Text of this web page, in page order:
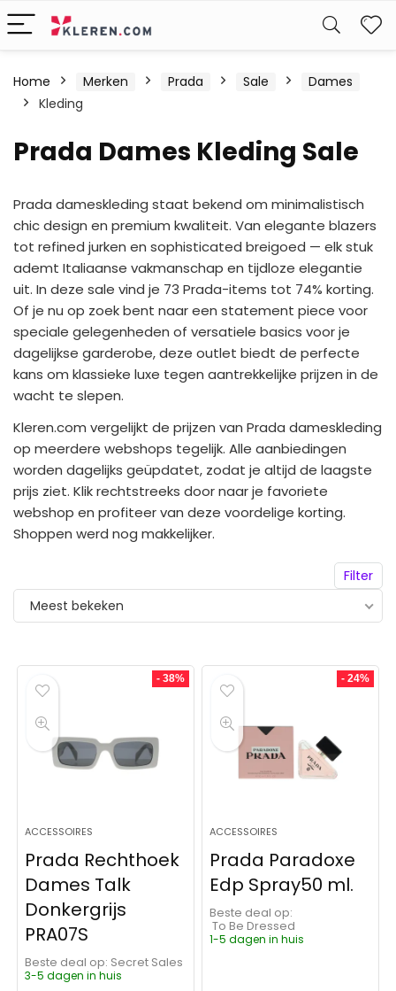
Home Merken Prada Sale
Dames
Kleding
Prada Dames Kleding Sale
Prada dameskleding staat bekend om minimalistisch
chic design en premium kwaliteit. Van elegante blazers
tot refined jurken en sophisticated breigoed — elk stuk
ademt Italiaanse vakmanschap en tijdloze elegantie
uit. In deze sale vind je 73 Prada-items tot 74% korting.
Of je nu op zoek bent naar een statement piece voor
speciale gelegenheden of versatiele basics voor je
dagelijkse garderobe, deze outlet biedt de perfecte
kans om klassieke luxe tegen aantrekkelijke prijzen in de
wacht te slepen.
Kleren.com vergelijkt de prijzen van Prada dameskleding
op meerdere webshops tegelijk. Alle aanbiedingen
worden dagelijks geüpdatet, zodat je altijd de laagste
prijs ziet. Klik rechtstreeks door naar je favoriete
webshop en profiteer van deze voordelige korting.
Shoppen werd nog makkelijker.
Filter
Meest bekeken
- 38%
ACCESSOIRES
Prada Rechthoek
Dames Talk
Donkergrijs
PRA07S
Beste deal op:
Secret Sales
3-5 dagen in huis
- 24%
ACCESSOIRES
Prada Paradoxe
Edp Spray50 ml.
Beste deal op:
To Be Dressed
1-5 dagen in huis